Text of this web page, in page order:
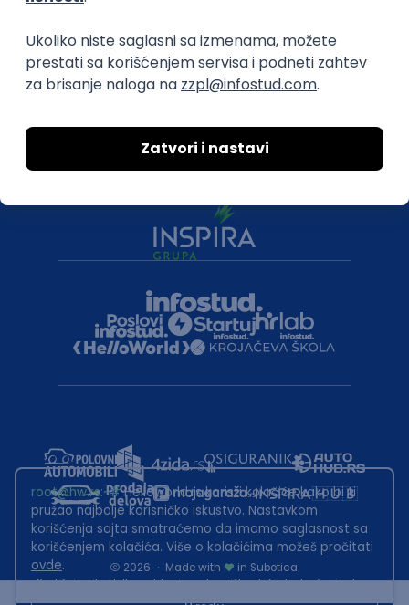
Druželjubivi smo!
2026 · Made with
in Subotica.
Sadržaj sajta Helloworld.rs je u vlasništvu Infostud rešenja d.o.o.
root@hw.rs:~#Helloworld.rs koristi kolačiće kako bi ti
pružao najbolje korisničko iskustvo. Nastavkom
korišćenja sajta smatraćemo da imamo saglasnost sa
korišćenjem kolačića. Više o kolačićima možeš pročitati
ovde.